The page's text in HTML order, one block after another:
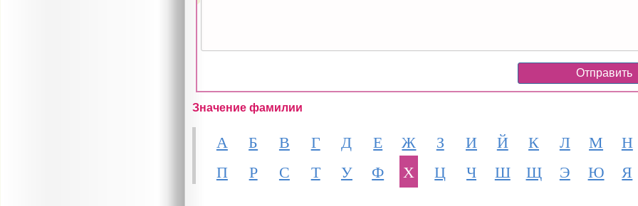
Значение фамилии
А Б В Г Д Е Ж З И Й К Л М
Н
П
Р С Т У Ф Х Ц Ч Ш Щ Э Ю Я